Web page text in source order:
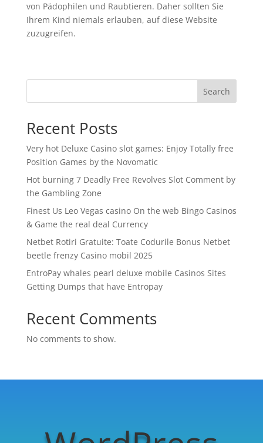
von Pädophilen und Raubtieren. Daher sollten Sie
Ihrem Kind niemals erlauben, auf diese Website
zuzugreifen.
Search
Recent Posts
Very hot Deluxe Casino slot games: Enjoy Totally free
Position Games by the Novomatic
Hot burning 7 Deadly Free Revolves Slot Comment by
the Gambling Zone
Finest Us Leo Vegas casino On the web Bingo Casinos
& Game the real deal Currency
Netbet Rotiri Gratuite: Toate Codurile Bonus Netbet
beetle frenzy Casino mobil 2025
EntroPay whales pearl deluxe mobile Casinos Sites
Getting Dumps that have Entropay
Recent Comments
No comments to show.